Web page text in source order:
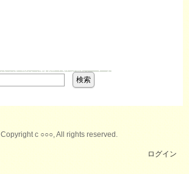
Copyright c ○○○, All rights reserved.
ログイン